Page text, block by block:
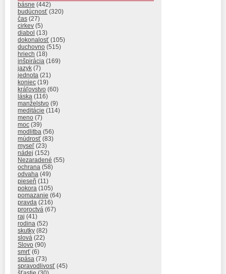
básne (442)
budúcnosť (320)
čas (27)
cirkev (5)
diabol (13)
dokonalosť (105)
duchovno (515)
hriech (18)
inšpirácia (169)
jazyk (7)
jednota (21)
koniec (19)
kráľovstvo (60)
láska (116)
manželstvo (9)
meditácie (114)
meno (7)
moc (39)
modlitba (56)
múdrosť (83)
myseľ (23)
nádej (152)
Nezaradené (55)
ochrana (58)
odvaha (49)
pieseň (11)
pokora (105)
pomazanie (64)
pravda (216)
proroctvá (67)
raj (41)
rodina (52)
skutky (82)
slová (22)
Slovo (90)
smrť (6)
spása (73)
spravodlivosť (45)